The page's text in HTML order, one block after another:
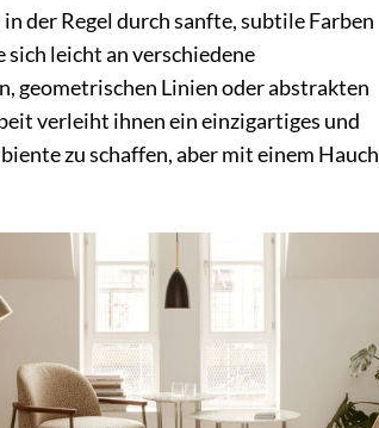
der Regel durch sanfte, subtile Farben
sich leicht an verschiedene
geometrischen Linien oder abstrakten
verleiht ihnen ein einzigartiges und
zu schaffen, aber mit einem Hauch